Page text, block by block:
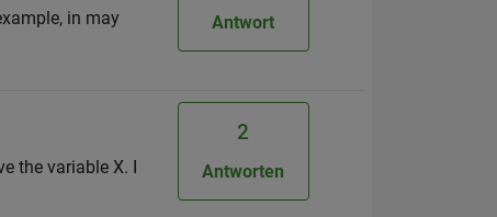
in may
Antwort
the variable X. I
2
Antworten